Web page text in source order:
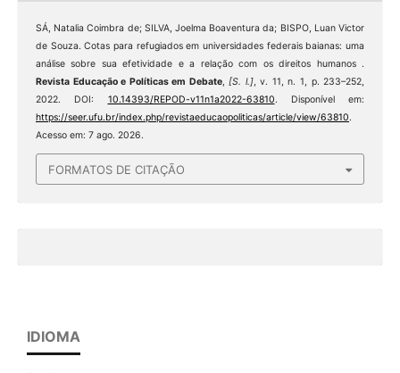
SÁ, Natalia Coimbra de; SILVA, Joelma Boaventura da; BISPO, Luan Victor
de Souza. Cotas para refugiados em universidades federais baianas: uma
análise sobre sua efetividade e a relação com os direitos humanos .
Revista Educação e Políticas em Debate,[S. l.], v. 11, n. 1, p. 233–252,
2022. DOI: 10.14393/REPOD-v11n1a2022-63810. Disponível em:
https://seer.ufu.br/index.php/revistaeducaopoliticas/article/view/63810.
Acesso em: 7 ago. 2026.
FORMATOS DE CITAÇÃO
IDIOMA